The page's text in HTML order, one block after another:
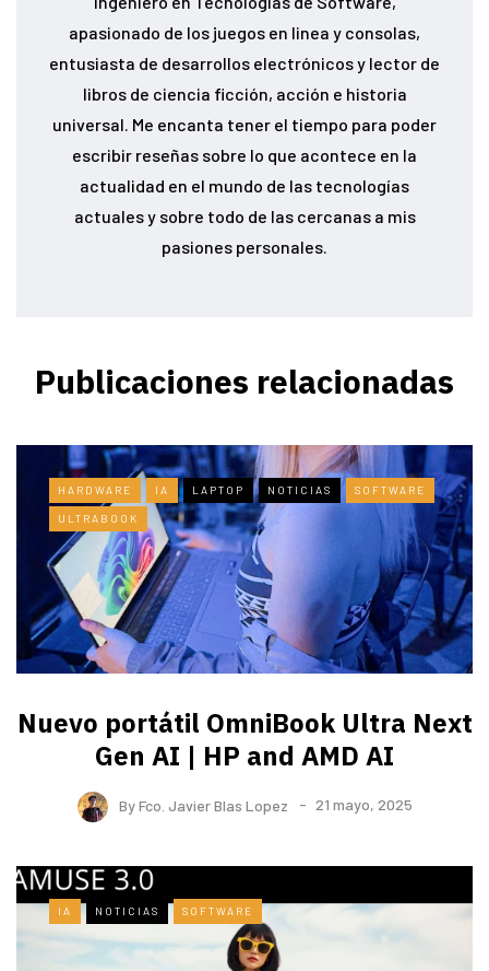
apasionado de los juegos en linea y consolas,
entusiasta de desarrollos electrónicos y lector de
libros de ciencia ficción, acción e historia
universal. Me encanta tener el tiempo para poder
escribir reseñas sobre lo que acontece en la
actualidad en el mundo de las tecnologías
actuales y sobre todo de las cercanas a mis
pasiones personales.
Publicaciones relacionadas
HARDWARE IA LAPTOP NOTICIAS SOFTWARE
ULTRABOOK
Nuevo portátil OmniBook Ultra ​Next
Gen AI | HP and AMD AI
ByFco. Javier Blas Lopez 21 mayo, 2025
IA NOTICIAS SOFTWARE